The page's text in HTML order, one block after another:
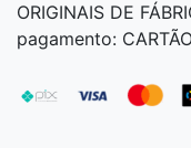
ORIGINAIS DE
pagamento: